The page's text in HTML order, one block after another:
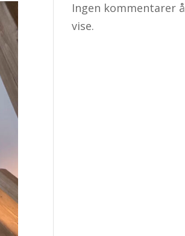
Ingen kommentarer å
vise.